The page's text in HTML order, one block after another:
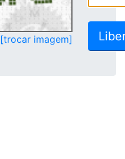
[trocar imagem]